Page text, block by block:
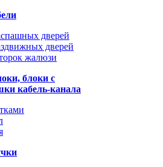
дверей
дверей
жалюзи
блоки с
кабель-канала